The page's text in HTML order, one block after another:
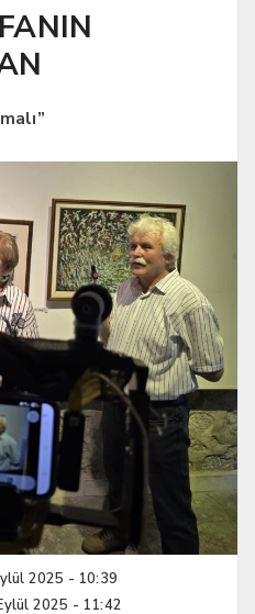
2025 - 10:39
2025 - 11:42